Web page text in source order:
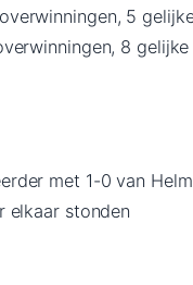
5
8 gelijke
met 1-0 van
elkaar stonden